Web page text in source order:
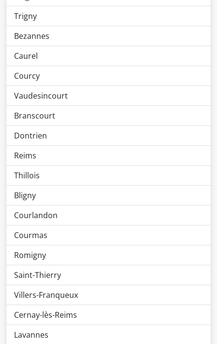
Trigny
Bezannes
Caurel
Courcy
Vaudesincourt
Branscourt
Dontrien
Reims
Thillois
Bligny
Courlandon
Courmas
Romigny
Saint-Thierry
Villers-Franqueux
Cernay-lès-Reims
Lavannes